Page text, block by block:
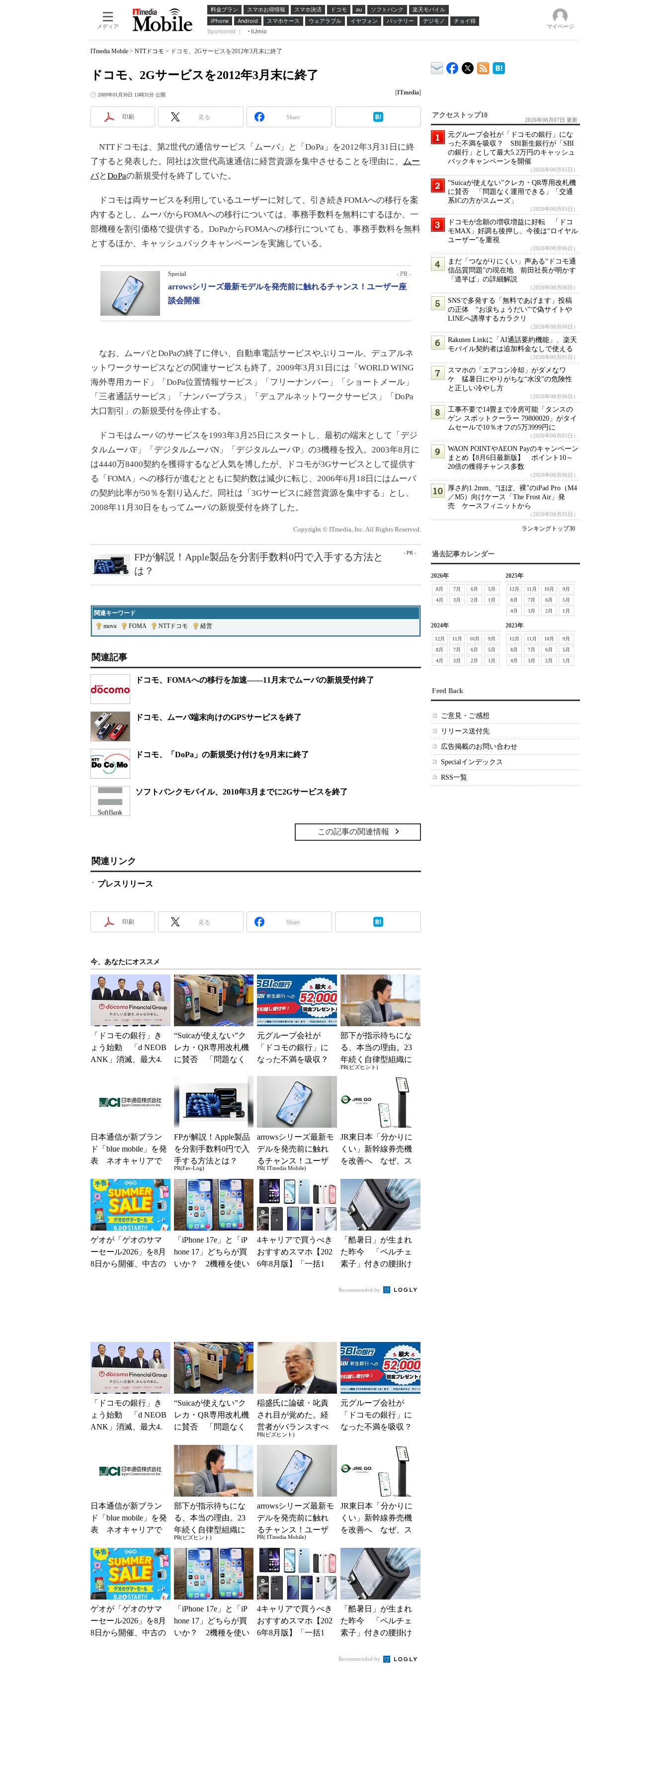
メディア
料金プラン スマホお得情報 スマホ決済 ドコモ au ソフトバンク
楽天モバイル
iPhone
Android スマホケース ウェアラブル イヤフォン バッテリー デジモノ
チョイ得
Sponsored ｜
IIJmio
マイページ
ITmedia Mobile > NTTドコモ > ドコモ、2Gサービスを2012年3月末に終了
ドコモ、2Gサービスを2012年3月末に終了
2009年01月30日 15時31分 公開 [ITmedia]
印刷 見る Share
NTTドコモは、第2世代の通信サービス「ムーバ」と「DoPa」を2012年3月31日に終
了すると発表した。同社は次世代高速通信に経営資源を集中させることを理由に、 ムー
バとDoPaの新規受付を終了していた。
ドコモは両サービスを利用しているユーザーに対して、引き続きFOMAへの移行を案
内するとし、ムーバからFOMAへの移行については、事務手数料を無料にするほか、一
部機種を割引価格で提供する。DoPaからFOMAへの移行についても、事務手数料を無料
とするほか、キャッシュバックキャンペーンを実施している。
Special - PR -
arrowsシリーズ最新モデルを発売前に触れるチャンス！ユーザー座
談会開催
なお、ムーバとDoPaの終了に伴い、自動車電話サービスやぷりコール、デュアルネ
ットワークサービスなどの関連サービスも終了。2009年3月31日には「WORLD WING
海外専用カード」「DoPa位置情報サービス」「フリーナンバー」「ショートメール」
「三者通話サービス」「ナンバープラス」「デュアルネットワークサービス」「DoPa
大口割引」の新規受付を停止する。
ドコモはムーバのサービスを1993年3月25日にスタートし、最初の端末として「デジ
タルムーバF」「デジタルムーバN」「デジタルムーバP」の3機種を投入。2003年8月に
は4440万8400契約を獲得するなど人気を博したが、ドコモが3Gサービスとして提供す
る「FOMA」への移行が進むとともに契約数は減少に転じ、2006年6月18日にはムーバ
の契約比率が50％を割り込んだ。同社は「3Gサービスに経営資源を集中する」とし、
2008年11月30日をもってムーバの新規受付を終了した。
Copyright © ITmedia, Inc. All Rights Reserved.
- PR -
FPが解説！Apple製品を分割手数料0円で入手する方法と
は？
関連キーワード
mova
FOMA| NTTドコモ 経営
関連記事
ドコモ、FOMAへの移行を加速――11月末でムーバの新規受付終了
ドコモ、ムーバ端末向けのGPSサービスを終了
ドコモ、「DoPa」の新規受け付けを9月末に終了
ソフトバンクモバイル、2010年3月までに2Gサービスを終了
この記事の関連情報
関連リンク
プレスリリース
印刷 見る Share
今、あなたにオススメ
「ドコモの銀行」き
ょう始動 「d NEOB
ANK」消滅、最大4.
“Suicaが使えない”ク
レカ・QR専用改札機
に賛否 「問題なく
系ICの方がスムー...
元グループ会社が
「ドコモの銀行」に
なった不満を吸収？
BIの銀行」として最
部下が指示待ちにな
る、本当の理由。23
年続く自律型組織に
共通する「3つの要
PR(ビズヒント)
日本通信が新ブラン
ド「blue mobile」を発
表 ネオキャリアで
FPが解説！Apple製品
を分割手数料0円で入
手する方法とは？
PR(Fav-Log)
arrowsシリーズ最新モ
デルを発売前に触れ
るチャンス！ユーザ
ー座談会開催
PR( ITmedia Mobile)
JR東日本「分かりに
くい」新幹線券売機
を改善へ なぜ、ス
の最短1分購入」を実
現？
ゲオが「ゲオのサマ
ーセール2026」を8月
8日から開催、中古の
「iPhone 17e」と「iP
hone 17」どちらが買
いか？ 2機種を使い
4キャリアで買うべき
おすすめスマホ【202
6年8月版】「一括1
「酷暑日」が生まれ
た昨今 「ペルチェ
素子」付きの腰掛け
る？
Recommended by
「ドコモの銀行」き
ょう始動 「d NEOB
ANK」消滅、最大4.
“Suicaが使えない”ク
レカ・QR専用改札機
に賛否 「問題なく
系ICの方がスムー...
稲盛氏に論破・叱責
され目が覚めた。経
営者がバランスすべ
き2つの背反
PR(ビズヒント)
元グループ会社が
「ドコモの銀行」に
なった不満を吸収？
BIの銀行」として最
大5....
日本通信が新ブラン
ド「blue mobile」を発
表 ネオキャリアで
部下が指示待ちにな
る、本当の理由。23
年続く自律型組織に
共通する「3つの要
素」
PR(ビズヒント)
arrowsシリーズ最新モ
デルを発売前に触れ
るチャンス！ユーザ
ー座談会開催
PR( ITmedia Mobile)
JR東日本「分かりに
くい」新幹線券売機
を改善へ なぜ、ス
の最短1分購入」を実
現？
ゲオが「ゲオのサマ
ーセール2026」を8月
8日から開催、中古の
「iPhone 17e」と「iP
hone 17」どちらが買
いか？ 2機種を使い
4キャリアで買うべき
おすすめスマホ【202
6年8月版】「一括1
「酷暑日」が生まれ
た昨今 「ペルチェ
素子」付きの腰掛け
る？
Recommended by
アクセストップ10
2026年08月07日 更新
元グループ会社が「ドコモの銀行」にな
った不満を吸収？ SBI新生銀行が「SBI
の銀行」として最大5.2万円のキャッシュ
バックキャンペーンを開催
（2026年08月05日）
“Suicaが使えない”クレカ・QR専用改札機
に賛否 「問題なく運用できる」「交通
系ICの方がスムーズ」
（2026年08月05日）
ドコモが念願の増収増益に好転 「ドコ
モMAX」好調も後押し、今後は“ロイヤル
ユーザー”を重視
（2026年08月06日）
まだ「つながりにくい」声ある“ドコモ通
信品質問題”の現在地 前田社長が明かす
「道半ば」の詳細解説
（2026年08月06日）
SNSで多発する「無料であげます」投稿
の正体 “お涙ちょうだい”で偽サイトや
LINEへ誘導するカラクリ
（2026年08月06日）
Rakuten Linkに「AI通話要約機能」、楽天
モバイル契約者は追加料金なしで使える
（2026年08月05日）
スマホの「エアコン冷却」がダメなワ
ケ 猛暑日にやりがちな“水没”の危険性
と正しい冷やし方
（2026年08月06日）
工事不要で14畳まで冷房可能「タンスの
ゲン スポットクーラー 79800020」がタイ
ムセールで10％オフの5万3999円に
（2026年08月05日）
WAON POINTやAEON Payのキャンペーン
まとめ【8月6日最新版】 ポイント10～
20倍の獲得チャンス多数
（2026年08月06日）
厚さ約1.2mm、“ほぼ、裸”のiPad Pro（M4
／M5）向けケース「The Frost Air」発
売 ケースフィニットから
（2026年08月05日）
ランキングトップ30
過去記事カレンダー
2026年
8月 7月 6月
5月
4月
3月 2月 1月
2025年
12月 11月 10月
9月
8月
7月 6月
5月
4月
3月 2月 1月
2024年
12月 11月 10月
9月
8月
7月 6月
5月
4月
3月 2月 1月
2023年
12月 11月 10月
9月
8月
7月 6月
5月
4月
3月 2月 1月
Feed Back
ご意見・ご感想
リリース送付先
広告掲載のお問い合わせ
Specialインデックス
RSS一覧